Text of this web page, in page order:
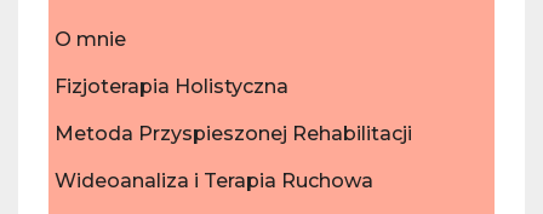
O mnie
Fizjoterapia Holistyczna
Metoda Przyspieszonej Rehabilitacji
Wideoanaliza i Terapia Ruchowa